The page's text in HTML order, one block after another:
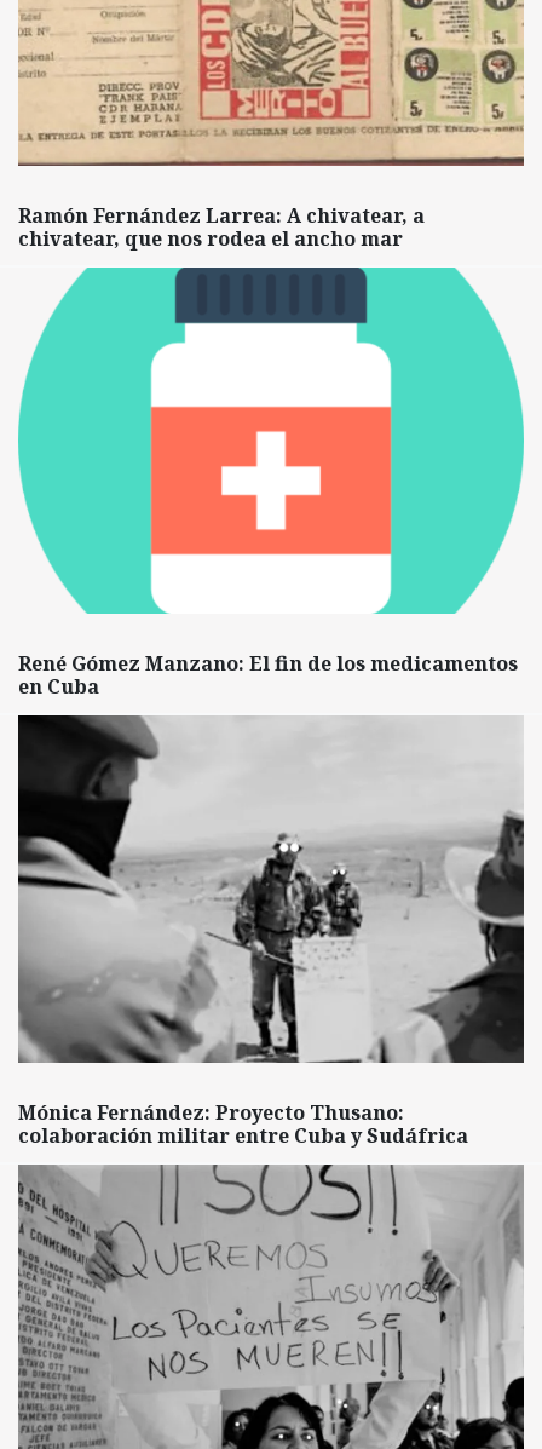
Ramón Fernández Larrea: A chivatear, a
chivatear, que nos rodea el ancho mar
René Gómez Manzano: El fin de los medicamentos
en Cuba
Mónica Fernández: Proyecto Thusano:
colaboración militar entre Cuba y Sudáfrica